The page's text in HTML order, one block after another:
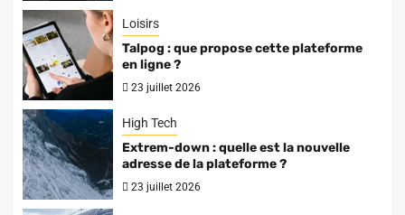
Loisirs
Talpog : que propose cette plateforme
en ligne ?
23 juillet 2026
High Tech
Extrem-down : quelle est la nouvelle
adresse de la plateforme ?
23 juillet 2026